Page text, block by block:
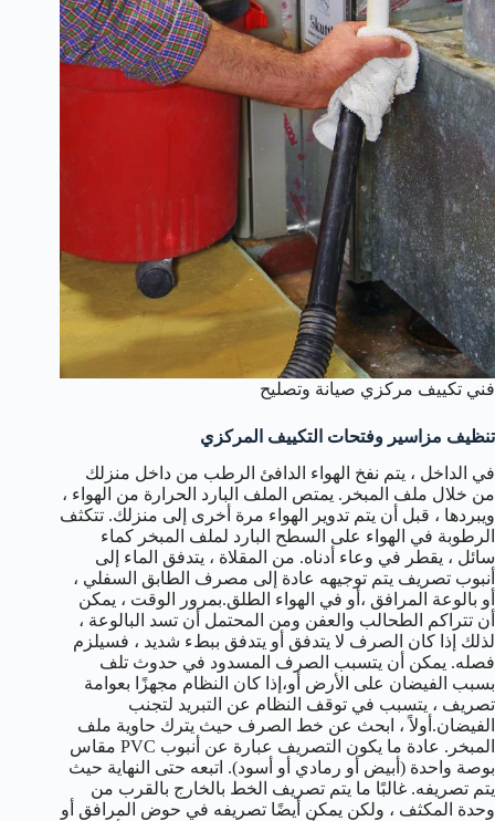
فني تكييف مركزي صيانة وتصليح
تنظيف مزاسير وفتحات التكييف المركزي
في الداخل ، يتم نفخ الهواء الدافئ الرطب من داخل منزلك
من خلال ملف المبخر. يمتص الملف البارد الحرارة من الهواء ،
ويبردها ، قبل أن يتم تدوير الهواء مرة أخرى إلى منزلك. تتكثف
الرطوبة في الهواء على السطح البارد لملف المبخر كماء
سائل ، يقطر في وعاء أدناه. من المقلاة ، يتدفق الماء إلى
أنبوب تصريف يتم توجيهه عادة إلى مصرف الطابق السفلي ،
أو بالوعة المرافق ،أو في الهواء الطلق.بمرور الوقت ، يمكن
أن تتراكم الطحالب والعفن ومن المحتمل أن تسد البالوعة ،
لذلك إذا كان الصرف لا يتدفق أو يتدفق ببطء شديد ، فسيلزم
فصله. يمكن أن يتسبب الصرف المسدود في حدوث تلف
بسبب الفيضان على الأرض أو،إذا كان النظام مجهزًا بعوامة
تصريف ، يتسبب في توقف النظام عن التبريد لتجنب
الفيضان.أولاً ، ابحث عن خط الصرف حيث يترك حاوية ملف
المبخر. عادة ما يكون التصريف عبارة عن أنبوب PVC مقاس
بوصة واحدة (أبيض أو رمادي أو أسود). اتبعه حتى النهاية حيث
يتم تصريفه. غالبًا ما يتم تصريف الخط بالخارج بالقرب من
وحدة المكثف ، ولكن يمكن أيضًا تصريفه في حوض المرافق أو